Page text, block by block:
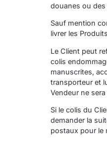
douanes ou des
Sauf mention
livrer les
Le Client peut
colis
manuscrites,
transporteur et
Vendeur ne
Si le colis du
demander la
postaux pour le